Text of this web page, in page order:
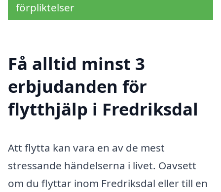
förpliktelser
Få alltid minst 3
erbjudanden för
flytthjälp i Fredriksdal
Att flytta kan vara en av de mest
stressande händelserna i livet. Oavsett
om du flyttar inom Fredriksdal eller till en